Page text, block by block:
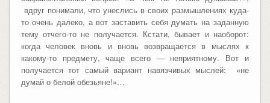
вдруг понимали, что унеслись в своих размышлениях куда-
то очень далеко, а вот заставить себя думать на заданную
тему отчего-то не получается. Кстати, бывает и наоборот:
когда человек вновь и вновь возвращается в мыслях к
какому-то предмету, чаще всего — неприятному. Вот и
получается тот самый вариант навязчивых мыслей: «не
думай о белой обезьяне!»…